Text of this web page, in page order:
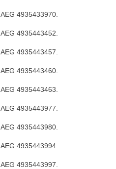
AEG 4935433970.
AEG 4935443452.
AEG 4935443457.
AEG 4935443460.
AEG 4935443463.
AEG 4935443977.
AEG 4935443980.
AEG 4935443994.
AEG 4935443997.